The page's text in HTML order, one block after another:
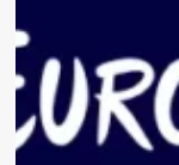
Beiträge
2025
(37–
11)